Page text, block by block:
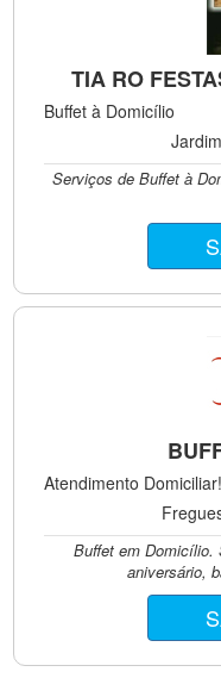
TIA RO
Buffet à Domicílio
Serviços de Buffet à
Atendimento Domiciliar!
Buffet em Domicílio.
aniversário,